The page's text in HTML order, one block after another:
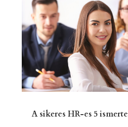
A sikeres HR-es 5